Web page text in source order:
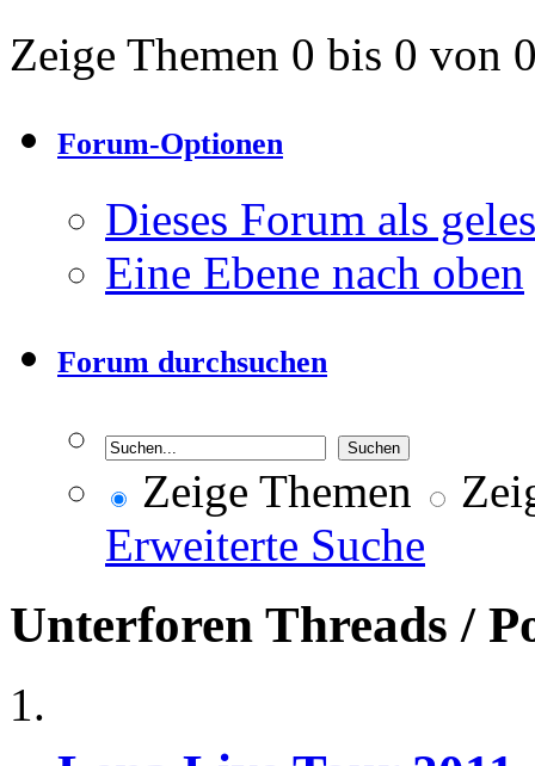
Zeige Themen 0 bis 0 von
Forum-Optionen
Dieses Forum als
Eine Ebene nach oben
Forum durchsuchen
Zeige Themen
Erweiterte Suche
Unterforen Threads /